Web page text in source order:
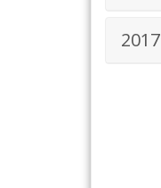
2017